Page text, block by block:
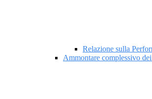
Relazione sulla
Ammontare complessivo